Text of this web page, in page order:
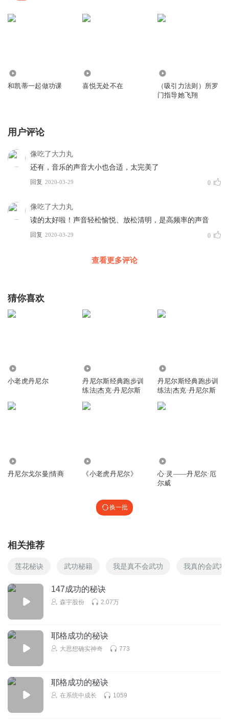
和凯蒂一起做功课 喜悦无处不在
（吸引力法则）所罗
门指导她飞翔
用户评论
像吃了大力丸
还有，音乐的声音大小也合适，太完美了
回复 2020-03-29 0
像吃了大力丸
读的太好啦！声音轻松愉悦、放松清明，是高频率的声音
回复 2020-03-29 0
查看更多评论
猜你喜欢
小老虎丹尼尔
丹尼尔斯经典跑步训
练法|杰克·丹尼尔斯
丹尼尔斯经典跑步训
练法|杰克·丹尼尔斯
丹尼尔戈尔曼|情商 《小老虎丹尼尔》
心·灵——丹尼尔·厄
尔威
换一批
相关推荐
莲花秘诀 武功秘籍 我是真不会武功 我真的会武功
147成功的秘诀
森宇股份 2.07万
耶格成功的秘诀
大思想确实神奇 773
耶格成功的秘诀
在系统中成长 1059